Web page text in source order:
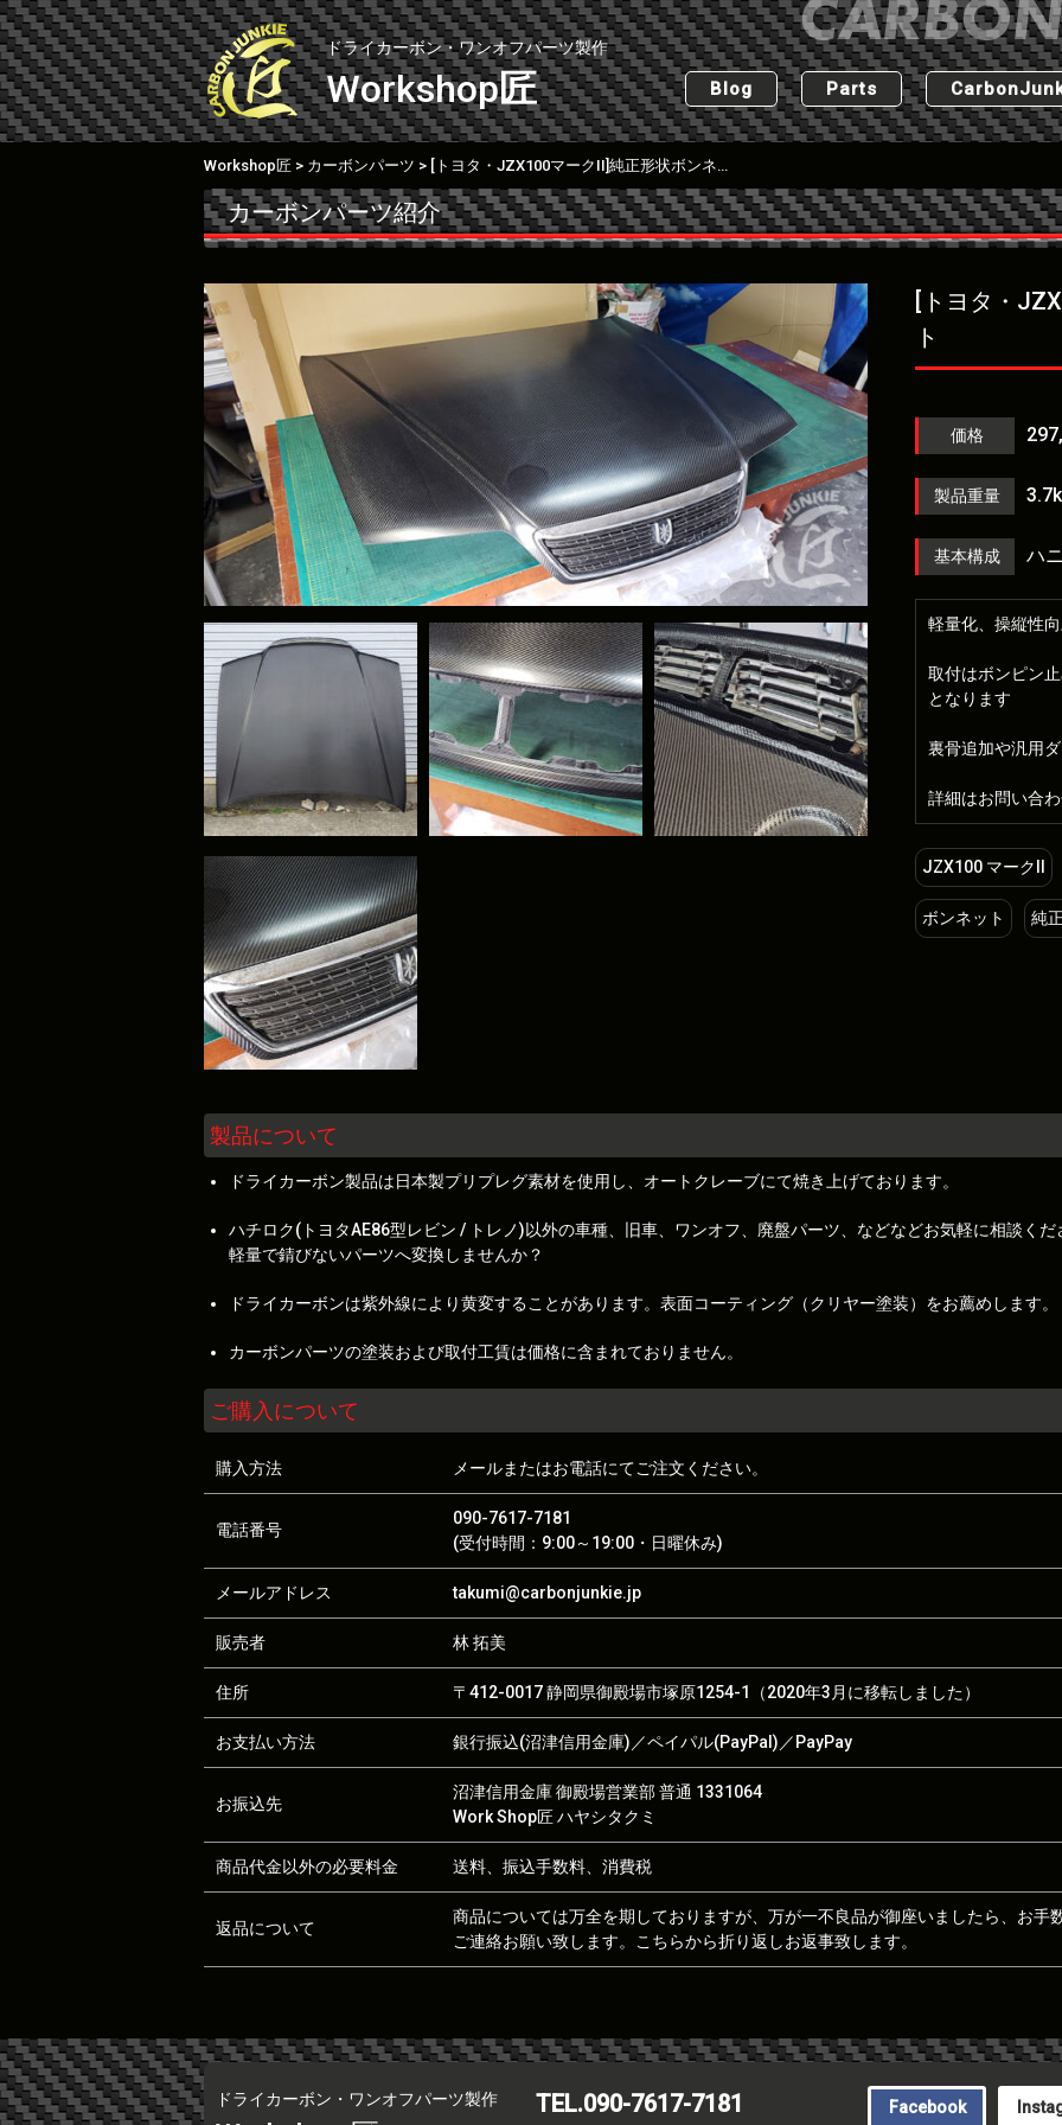
Skip
to
content
ドライカーボン・ワンオフパーツ製作
Workshop匠 Blog Parts
Workshop匠 > カーボンパーツ > [トヨタ・JZX100マークII]純正形状ボンネット
カーボンパーツ紹介
[トヨタ・
ト
価格
製品重量
基本構成 ハ
軽量化、操縦性
取付はボンピン
となります
裏骨追加や汎用
詳細はお問い合
JZX100 マークII
ボンネット 純
製品について
ドライカーボン製品は日本製プリプレグ素材を使用し、オートクレーブにて焼き上げております。
ハチロク(トヨタAE86型レビン / トレノ)以外の車種、旧車、ワンオフ、廃盤パーツ、などなどお気軽に相談くだ
軽量で錆びないパーツへ変換しませんか？
ドライカーボンは紫外線により黄変することがあります。表面コーティング（クリヤー塗装）をお薦めします。
カーボンパーツの塗装および取付工賃は価格に含まれておりません。
ご購入について
購入方法 メールまたはお電話にてご注文ください。
電話番号
090-7617-7181
(受付時間：9:00～19:00・日曜休み)
メールアドレス takumi@carbonjunkie.jp
販売者 林 拓美
住所 〒412-0017 静岡県御殿場市塚原1254-1（2020年3月に移転しました）
お支払い方法 銀行振込(沼津信用金庫)／ペイパル(PayPal)／PayPay
お振込先
沼津信用金庫 御殿場営業部 普通 1331064
Work Shop匠 ハヤシタクミ
商品代金以外の必要料金 送料、振込手数料、消費税
返品について
商品については万全を期しておりますが、万が一不良品が御座いましたら、お手
ご連絡お願い致します。こちらから折り返しお返事致します。
ドライカーボン・ワンオフパーツ製作 TEL.090-7617-7181 Facebook